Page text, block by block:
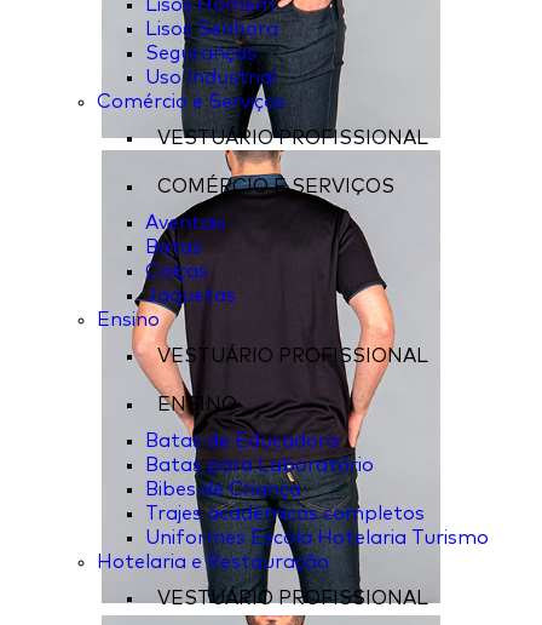
Lisos Homem
Lisos Senhora
Seguranças
Uso Industrial
Comércio e Serviços
VESTUÁRIO PROFISSIONAL
COMÉRCIO E SERVIÇOS
Aventais
Batas
Calças
Jaquetas
Ensino
VESTUÁRIO PROFISSIONAL
ENSINO
Batas de Educadora
Batas para Laboratório
Bibes de Criança
Trajes académicos completos
Uniformes Escola Hotelaria Turismo
Hotelaria e Restauração
VESTUÁRIO PROFISSIONAL